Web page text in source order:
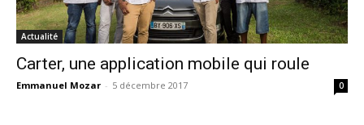
Actualité
Carter, une application mobile qui roule
Emmanuel Mozar - 5 décembre 2017 0